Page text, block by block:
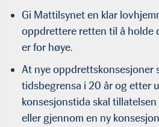
Gi Mattilsynet en klar
oppdrettere retten til å holde
er for høye.
At nye oppdrettskonsesjoner
tidsbegrensa i 20 år og etter
konsesjonstida skal
eller gjennom en ny